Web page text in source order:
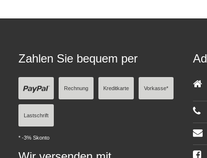
Zahlen Sie bequem per
Rechnung Kreditkarte Vorkasse*
Lastschrift
* -3% Skonto